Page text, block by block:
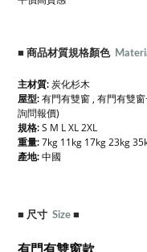
■ 商品材質規格顏色
主材質: 炭化杉木
屋型: 有門有雙窗 , 有門有雙
詢問報價)
規格: S M L XL 2XL
重量: 7kg 11kg 17kg 23kg
產地: 中國
■ 尺寸 Size ■